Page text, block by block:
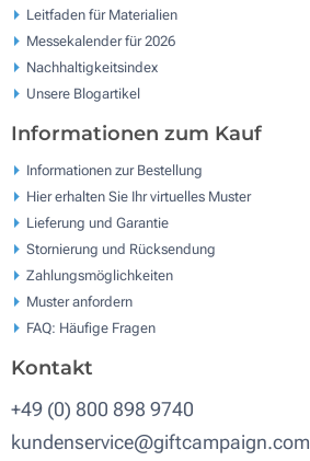
Leitfaden für Materialien
Messekalender für 2026
Nachhaltigkeitsindex
Unsere Blogartikel
Informationen zum Kauf
Informationen zur Bestellung
Hier erhalten Sie Ihr virtuelles Muster
Lieferung und Garantie
Stornierung und Rücksendung
Zahlungsmöglichkeiten
Muster anfordern
FAQ: Häufige Fragen
Kontakt
+49 (0) 800 898 9740
kundenservice@giftcampaign.com